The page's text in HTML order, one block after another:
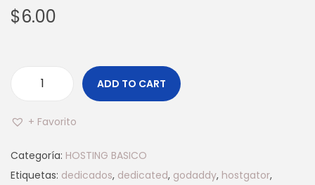
$6.00
ADD TO CART
+ Favorito
Categoría: HOSTING BASICO
Etiquetas: dedicados, dedicated, godaddy, hostgator,